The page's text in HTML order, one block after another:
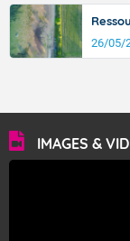
26/05/
IMAGES &